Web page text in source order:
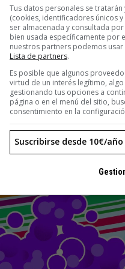
y medio haciendo
y desechando
no son simples formas
Tus datos personales se
(cookies, identificadores únicos
ser almacenada y consultada
bien usada específicamente por
nuestros partners podemos
Lista de partners.
Es posible que algunos
virtud de un interés legítimo,
gestionando tus opciones a
página o en el menú del sitio,
consentimiento en la
Suscribirse desde 10€/año